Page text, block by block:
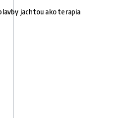
jachtou ako terapia